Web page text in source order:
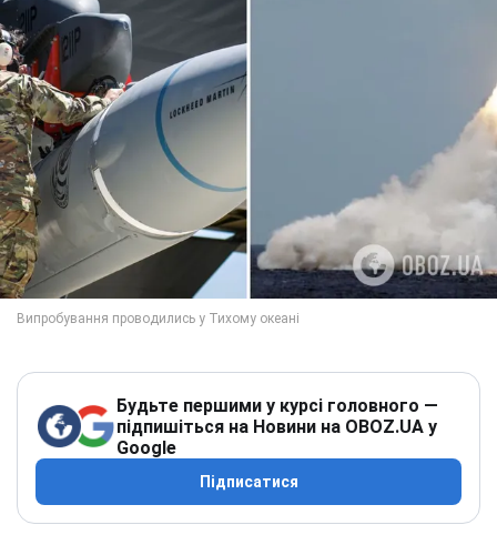
Будьте першими у курсі головного —
підпишіться на Новини на OBOZ.UA у
Google
Підписатися